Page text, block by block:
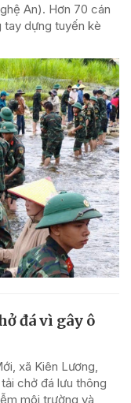
An). Hơn 70 cán
tay dựng tuyến kè
đá vì gây ô
xã Kiên Lương,
chở đá lưu thông
môi trường và